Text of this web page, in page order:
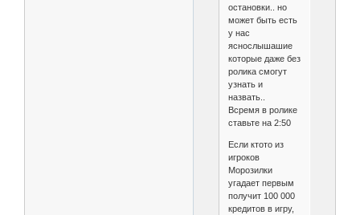
остановки.. но
может быть есть
у нас
яснослышашие
которые даже без
ролика смогут
узнать и
назвать..
Всремя в ролике
ставьте на 2:50
Если ктото из
игроков
Морозилки
угадает первым
получит 100 000
кредитов в игру,